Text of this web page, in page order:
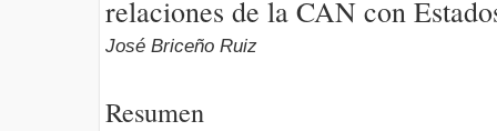
relaciones de la CAN con
José Briceño Ruiz
Resumen